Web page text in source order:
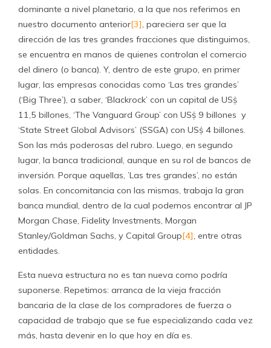
dominante a nivel planetario, a la que nos referimos en
nuestro documento anterior[3], pareciera ser que la
dirección de las tres grandes fracciones que distinguimos,
se encuentra en manos de quienes controlan el comercio
del dinero (o banca). Y, dentro de este grupo, en primer
lugar, las empresas conocidas como ‘Las tres grandes’
(‘Big Three’), a saber, ‘Blackrock’ con un capital de USṩ
11,5 billones, ‘The Vanguard Group’ con USṩ 9 billones y
‘State Street Global Advisors’ (SSGA) con USṩ 4 billones.
Son las más poderosas del rubro. Luego, en segundo
lugar, la banca tradicional, aunque en su rol de bancos de
inversión. Porque aquellas, ’Las tres grandes’, no están
solas. En concomitancia con las mismas, trabaja la gran
banca mundial, dentro de la cual podemos encontrar al JP
Morgan Chase, Fidelity Investments, Morgan
Stanley/Goldman Sachs, y Capital Group[4], entre otras
entidades.
Esta nueva estructura no es tan nueva como podría
suponerse. Repetimos: arranca de la vieja fracción
bancaria de la clase de los compradores de fuerza o
capacidad de trabajo que se fue especializando cada vez
más, hasta devenir en lo que hoy en día es.